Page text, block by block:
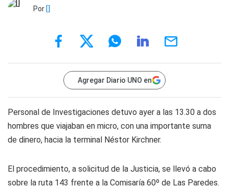
Por []
Agregar Diario UNO en
Personal de Investigaciones detuvo ayer a las 13.30 a dos
hombres que viajaban en micro, con una importante suma
de dinero, hacia la terminal Néstor Kirchner.
El procedimiento, a solicitud de la Justicia, se llevó a cabo
sobre la ruta 143 frente a la Comisaría 60º de Las Paredes.